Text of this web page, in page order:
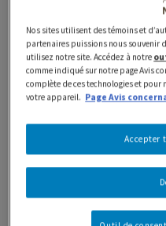
450 ml
Glacée
Préparé avec fierté au
100
Offrez-vous le goût
Nos sites utilisent des témoins et
partenaires puissions nous souvenir
utilisez notre site. Accédez à notre
comme indiqué sur notre page Avis
complète de ces technologies et pour
votre appareil. Page Avis
Accepter